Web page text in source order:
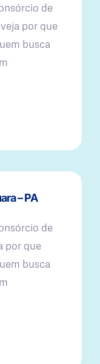
de
por que
busca
– PA
de
por que
busca